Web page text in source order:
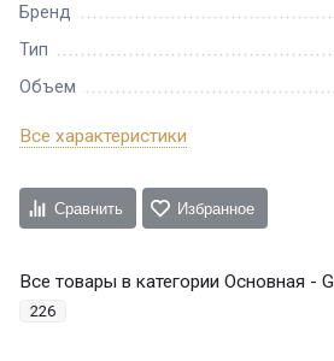
Бренд
Тип
Объем
Все характеристики
Сравнить Избранное
Все товары в категории Основная -
226